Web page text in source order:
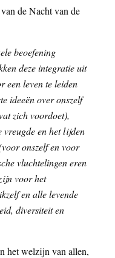
de Nacht van de
beoefening
deze integratie uit
een leven te leiden
ideeën over onszelf
zich voordoet),
vreugde en het lijden
onszelf en voor
vluchtelingen eren
voor het
en alle levende
diversiteit en
het welzijn van allen,